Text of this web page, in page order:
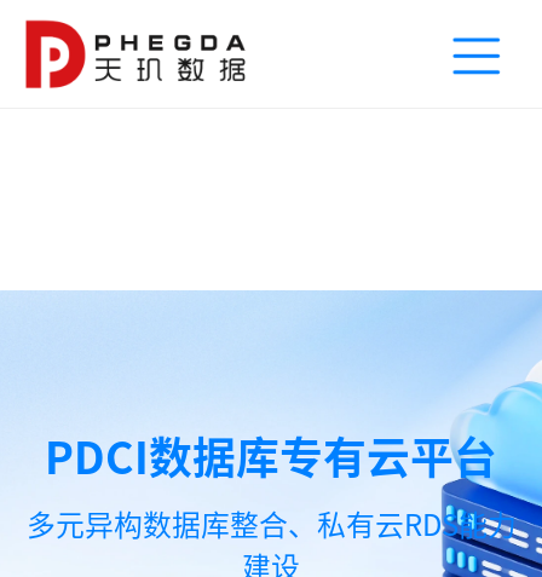
PDCI数据库专有云平台
多元异构数据库整合、私有云RDS能力
建设